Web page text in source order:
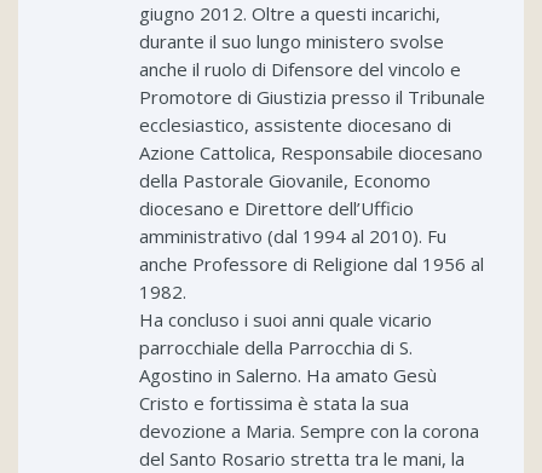
giugno 2012. Oltre a questi incarichi,
durante il suo lungo ministero svolse
anche il ruolo di Difensore del vincolo e
Promotore di Giustizia presso il Tribunale
ecclesiastico, assistente diocesano di
Azione Cattolica, Responsabile diocesano
della Pastorale Giovanile, Economo
diocesano e Direttore dell’Ufficio
amministrativo (dal 1994 al 2010). Fu
anche Professore di Religione dal 1956 al
1982.
Ha concluso i suoi anni quale vicario
parrocchiale della Parrocchia di S.
Agostino in Salerno. Ha amato Gesù
Cristo e fortissima è stata la sua
devozione a Maria. Sempre con la corona
del Santo Rosario stretta tra le mani, la